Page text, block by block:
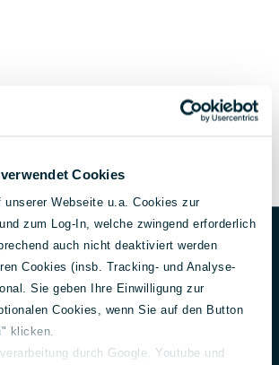
Cookies
unserer Webseite u.a. Cookies zur
zum Log-In, welche zwingend erforderlich
auch nicht deaktiviert werden
Cookies (insb. Tracking- und Analyse-
Sie geben Ihre Einwilligung zur
Cookies, wenn Sie auf den Button
klicken.
durch Google, Youtube und